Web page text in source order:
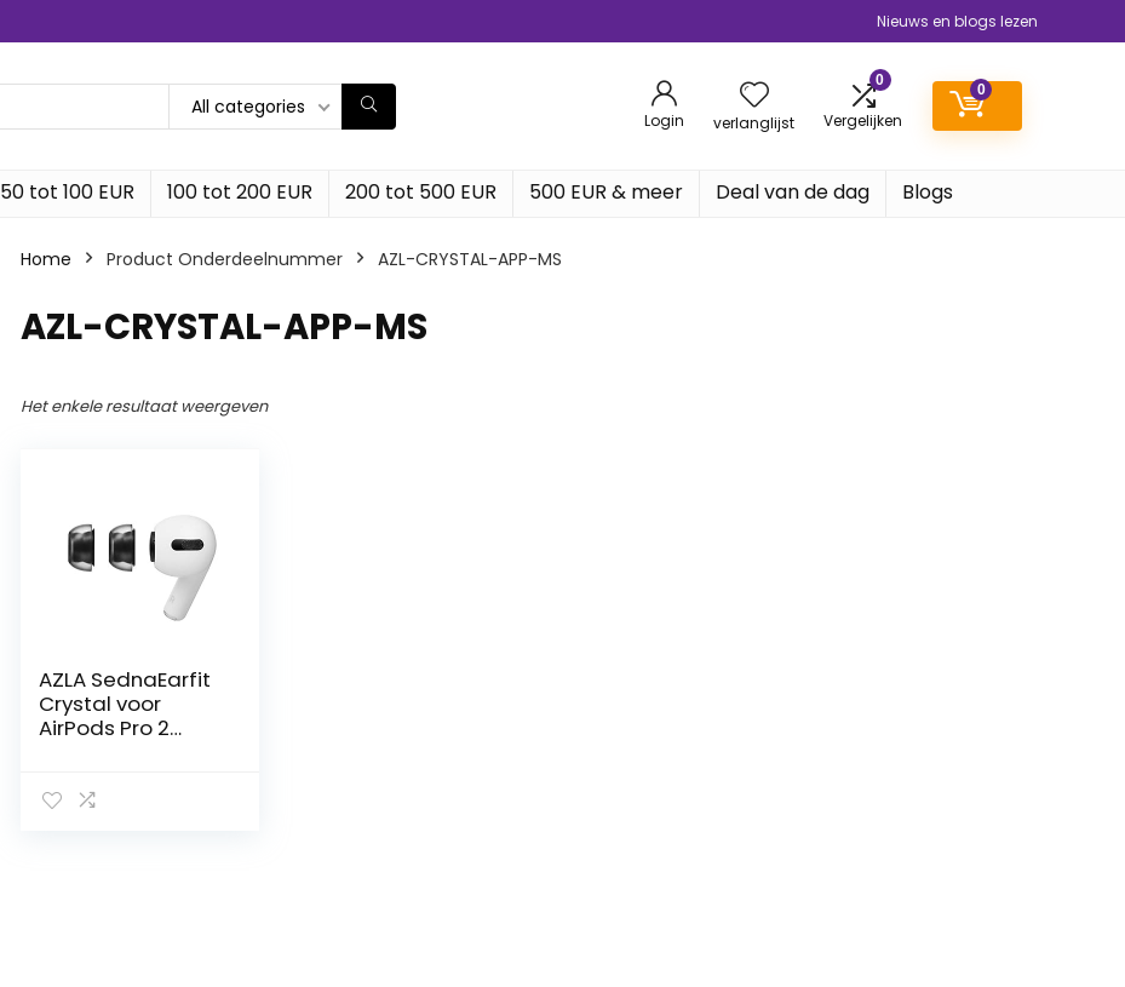
Nieuws en blogs lezen
All categories
Login verlanglijst
0
Vergelijken
0
50 tot 100 EUR 100 tot 200 EUR 200 tot 500 EUR 500 EUR & meer Deal van de dag Blogs
Home Product Onderdeelnummer ‎AZL-CRYSTAL-APP-MS
‎AZL-CRYSTAL-APP-MS
Het enkele resultaat weergeven
AZLA SednaEarfit
Crystal voor
AirPods Pro 2